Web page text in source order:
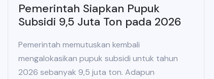
Pemerintah Siapkan Pupuk
Subsidi 9,5 Juta Ton pada 2026
Pemerintah memutuskan kembali
mengalokasikan pupuk subsidi untuk tahun
2026 sebanyak 9,5 juta ton. Adapun